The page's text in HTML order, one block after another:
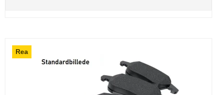
Rea